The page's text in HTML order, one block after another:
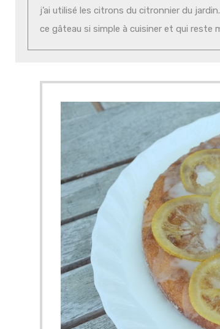
j’ai utilisé les citrons du citronnier du
ce gâteau si simple à cuisiner et qui reste